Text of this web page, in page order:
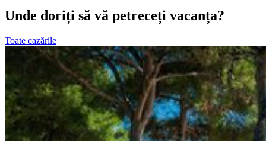
Unde doriți să vă petreceți vacanța?
Toate cazările